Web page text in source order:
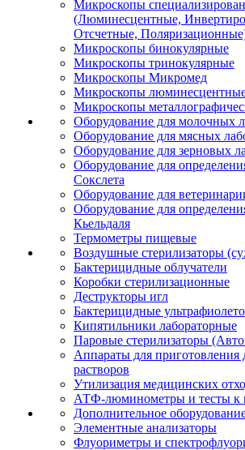
Микроскопы
(Люминесцентные,
Отсчетные,
Микроскопы бинокулярные
Микроскопы тринокулярные
Микроскопы Микромед
Микроскопы
Микроскопы
Оборудование для молочных
Оборудование для мясных
Оборудование для зерновых
Оборудование для
Сокслета
Оборудование для
Оборудование для
Кьельдаля
Термометры пищевые
Воздушные стерилизаторы
Бактерицидные облучатели
Коробки стерилизационные
Деструкторы игл
Бактерицидные
Кипятильники лабораторные
Паровые стерилизаторы
Аппараты для
растворов
Утилизация медицинских
АТФ-люминометры и тесты к
Дополнительное
Элементные анализаторы
Флуориметры и